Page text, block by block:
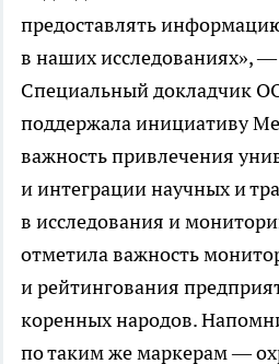
предоставлять
в наших исследованиях»,
Специальный докладчик
поддержала инициативу
важность привлечения
и интеграции научных и
в исследования и
отметила важность
и рейтингования
коренных народов.
по таким же маркерам —